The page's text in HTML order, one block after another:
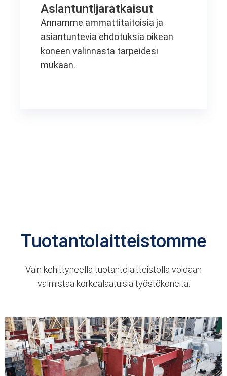
Asiantuntijaratkaisut
Annamme ammattitaitoisia ja
asiantuntevia ehdotuksia oikean
koneen valinnasta tarpeidesi
mukaan.
Tuotantolaitteistomme
Vain kehittyneellä tuotantolaitteistolla voidaan
valmistaa korkealaatuisia työstökoneita.